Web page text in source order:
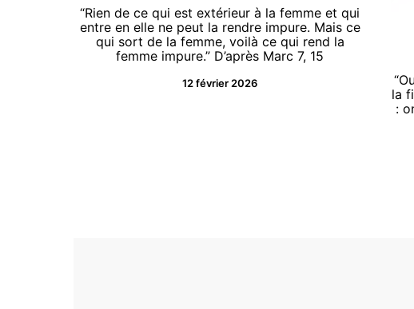
“Rien de ce qui est extérieur à la femme et qui
entre en elle ne peut la rendre impure. Mais ce
qui sort de la femme, voilà ce qui rend la
femme impure.” D’après Marc 7, 15
12 février 2026
la
: